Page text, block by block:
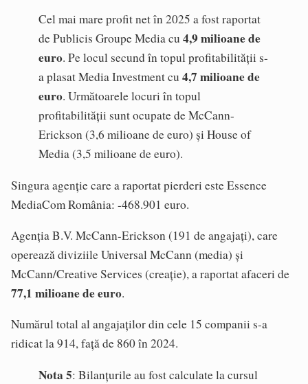
Cel mai mare profit net în 2025 a fost raportat
de Publicis Groupe Media cu 4,9 milioane de
euro. Pe locul secund în topul profitabilității s-
a plasat Media Investment cu 4,7 milioane de
euro. Următoarele locuri în topul
profitabilității sunt ocupate de McCann-
Erickson (3,6 milioane de euro) și House of
Media (3,5 milioane de euro).
Singura agenție care a raportat pierderi este Essence
MediaCom România: -468.901 euro.
Agenția B.V. McCann-Erickson (191 de angajați), care
operează diviziile Universal McCann (media) și
McCann/Creative Services (creație), a raportat afaceri de
77,1 milioane de euro.
Numărul total al angajaților din cele 15 companii s-a
ridicat la 914, față de 860 în 2024.
Nota 5: Bilanțurile au fost calculate la cursul